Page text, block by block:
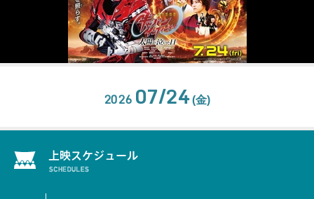
2026 07/24(金)